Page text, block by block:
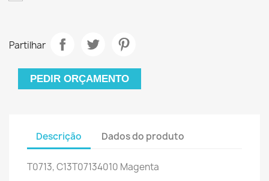
Partilhar
PEDIR ORÇAMENTO
Descrição Dados do produto
T0713, C13T07134010 Magenta